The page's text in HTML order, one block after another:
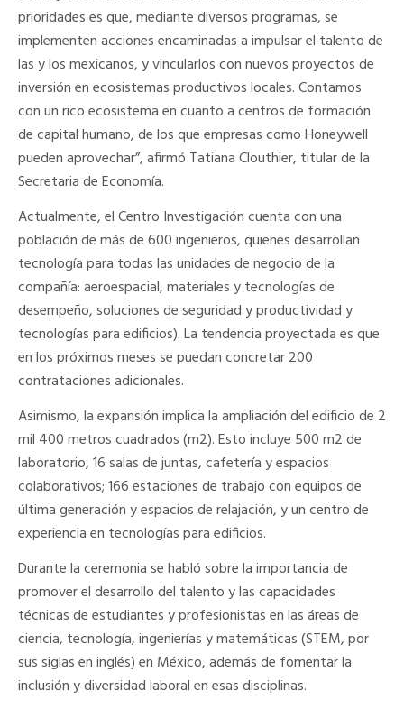
prioridades es que, mediante diversos programas, se
implementen acciones encaminadas a impulsar el talento de
las y los mexicanos, y vincularlos con nuevos proyectos de
inversión en ecosistemas productivos locales. Contamos
con un rico ecosistema en cuanto a centros de formación
de capital humano, de los que empresas como Honeywell
pueden aprovechar”, afirmó Tatiana Clouthier, titular de la
Secretaria de Economía.
Actualmente, el Centro Investigación cuenta con una
población de más de 600 ingenieros, quienes desarrollan
tecnología para todas las unidades de negocio de la
compañía: aeroespacial, materiales y tecnologías de
desempeño, soluciones de seguridad y productividad y
tecnologías para edificios). La tendencia proyectada es que
en los próximos meses se puedan concretar 200
contrataciones adicionales.
Asimismo, la expansión implica la ampliación del edificio de 2
mil 400 metros cuadrados (m2). Esto incluye 500 m2 de
laboratorio, 16 salas de juntas, cafetería y espacios
colaborativos; 166 estaciones de trabajo con equipos de
última generación y espacios de relajación, y un centro de
experiencia en tecnologías para edificios.
Durante la ceremonia se habló sobre la importancia de
promover el desarrollo del talento y las capacidades
técnicas de estudiantes y profesionistas en las áreas de
ciencia, tecnología, ingenierías y matemáticas (STEM, por
sus siglas en inglés) en México, además de fomentar la
inclusión y diversidad laboral en esas disciplinas.